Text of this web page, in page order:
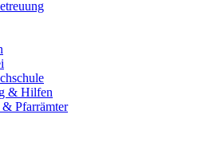
& Hilfen
Pfarrämter